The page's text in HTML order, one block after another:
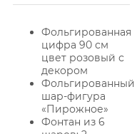
Фольгированная
цифра 90 см
цвет розовый с
декором
Фольгированный
шар-фигура
«Пирожное»
Фонтан из 6